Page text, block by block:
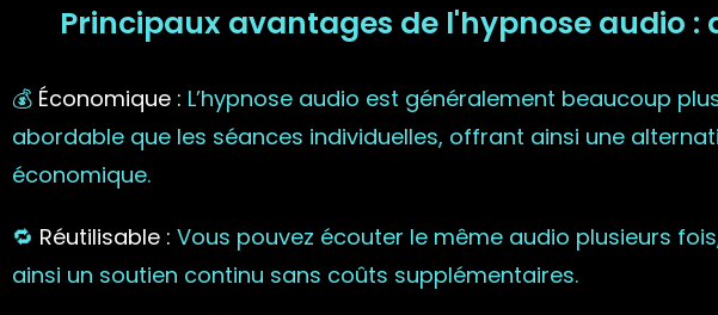
Principaux avantages de l'hypnose audio
💰 Économique : L’hypnose audio est généralement beaucoup
abordable que les séances individuelles, offrant ainsi une
économique.
🔁 Réutilisable : Vous pouvez écouter le même audio plusieurs
ainsi un soutien continu sans coûts supplémentaires.